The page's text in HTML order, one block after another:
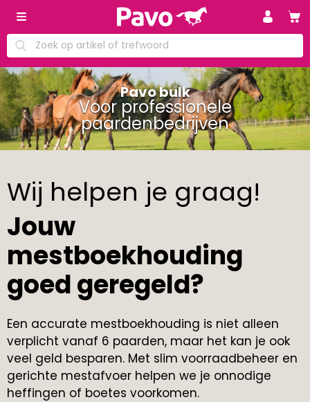
Pavo bulk
Voor professionele
paardenbedrijven
Wij helpen je graag!
Jouw
mestboekhouding
goed geregeld?
Een accurate mestboekhouding is niet alleen
verplicht vanaf 6 paarden, maar het kan je ook
veel geld besparen. Met slim voorraadbeheer en
gerichte mestafvoer helpen we je onnodige
heffingen of boetes voorkomen.